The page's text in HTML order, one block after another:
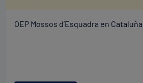
OEP Mossos d’Esquadra en Cataluña